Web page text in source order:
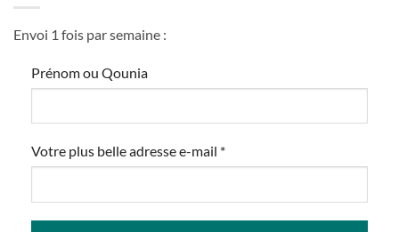
Envoi 1 fois par semaine :
Prénom ou Qounia
Votre plus belle adresse e-mail *